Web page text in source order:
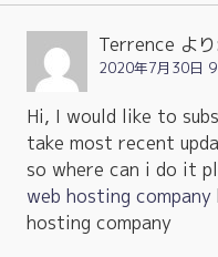
Terrence より:
2020年7月30日
Hi, I would like to
take most recent
so where can i do it
web hosting company
hosting company